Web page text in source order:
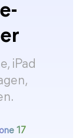
iPad
17